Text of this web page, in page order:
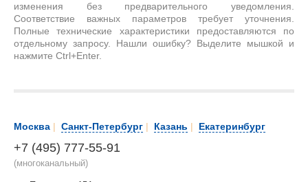
изменения без предварительного уведомления.
Соответствие важных параметров требует уточнения.
Полные технические характеристики предоставляются по
отдельному запросу. Нашли ошибку? Выделите мышкой и
нажмите Ctrl+Enter.
Москва | Санкт-Петербург | Казань | Екатеринбург
+7 (495) 777-55-91
(многоканальный)